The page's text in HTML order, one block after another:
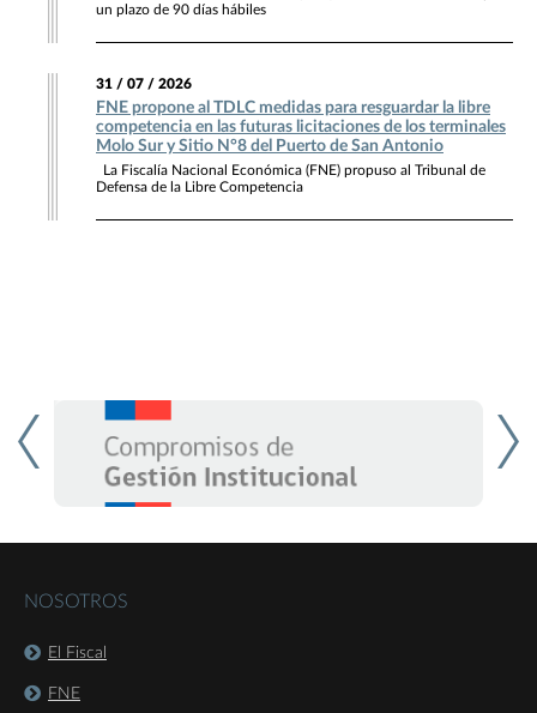
un plazo de 90 días hábiles
31 / 07 / 2026
FNE propone al TDLC medidas para resguardar la libre
competencia en las futuras licitaciones de los terminales
Molo Sur y Sitio N°8 del Puerto de San Antonio
La Fiscalía Nacional Económica (FNE) propuso al Tribunal de
Defensa de la Libre Competencia
NOSOTROS
El Fiscal
FNE